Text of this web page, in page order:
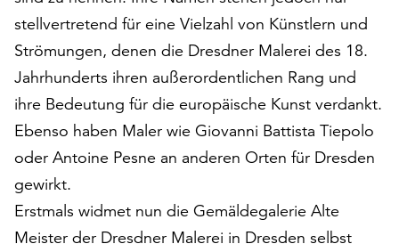
können
Ihr
Einverständnis
jederzeit
ändern
und
widerrufen.
Dafür
Ihnen
am
Ende
stellvertretend für eine Vielzahl von Künstlern und
Strömungen, denen die Dresdner Malerei des 18.
Jahrhunderts ihren außerordentlichen Rang und
ihre Bedeutung für die europäische Kunst verdankt.
Ebenso haben Maler wie Giovanni Battista Tiepolo
oder Antoine Pesne an anderen Orten für Dresden
gewirkt.
Erstmals widmet nun die Gemäldegalerie Alte
Meister der Dresdner Malerei in Dresden selbst